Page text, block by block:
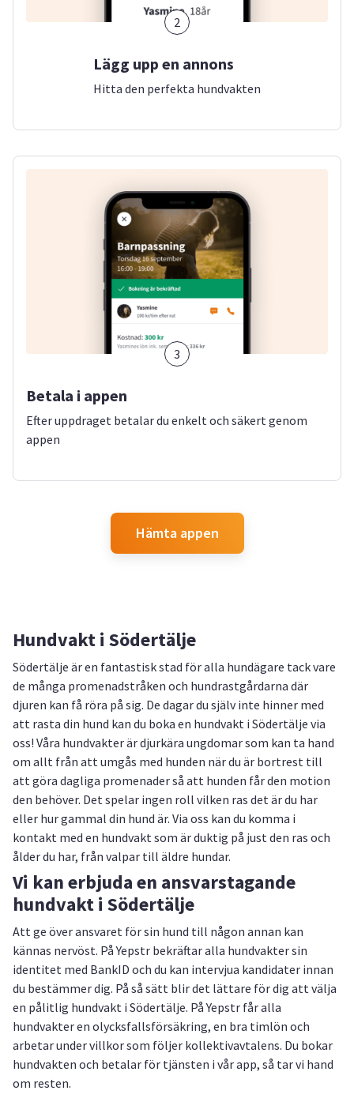
2
Lägg upp en annons
Hitta den perfekta hundvakten
3
Betala i appen
Efter uppdraget betalar du enkelt och säkert genom
appen
Hämta appen
Hundvakt i Södertälje
Södertälje är en fantastisk stad för alla hundägare tack vare
de många promenadstråken och hundrastgårdarna där
djuren kan få röra på sig. De dagar du själv inte hinner med
att rasta din hund kan du boka en hundvakt i Södertälje via
oss! Våra hundvakter är djurkära ungdomar som kan ta hand
om allt från att umgås med hunden när du är bortrest till
att göra dagliga promenader så att hunden får den motion
den behöver. Det spelar ingen roll vilken ras det är du har
eller hur gammal din hund är. Via oss kan du komma i
kontakt med en hundvakt som är duktig på just den ras och
ålder du har, från valpar till äldre hundar.
Vi kan erbjuda en ansvarstagande
hundvakt i Södertälje
Att ge över ansvaret för sin hund till någon annan kan
kännas nervöst. På Yepstr bekräftar alla hundvakter sin
identitet med BankID och du kan intervjua kandidater innan
du bestämmer dig. På så sätt blir det lättare för dig att välja
en pålitlig hundvakt i Södertälje. På Yepstr får alla
hundvakter en olycksfallsförsäkring, en bra timlön och
arbetar under villkor som följer kollektivavtalens. Du bokar
hundvakten och betalar för tjänsten i vår app, så tar vi hand
om resten.